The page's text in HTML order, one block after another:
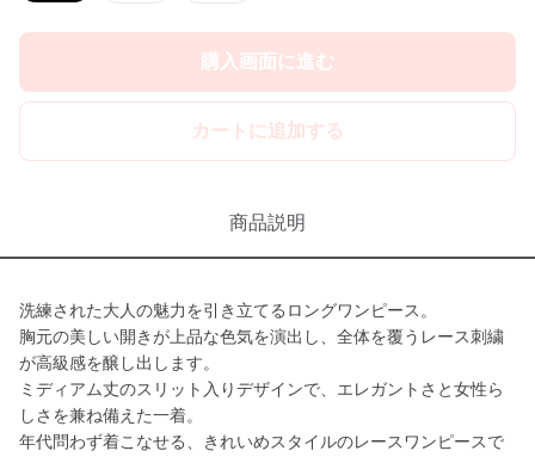
購入画面に進む
カートに追加する
商品説明
洗練された大人の魅力を引き立てるロングワンピース。
胸元の美しい開きが上品な色気を演出し、全体を覆うレース刺繍
が高級感を醸し出します。
ミディアム丈のスリット入りデザインで、エレガントさと女性ら
しさを兼ね備えた一着。
年代問わず着こなせる、きれいめスタイルのレースワンピースで